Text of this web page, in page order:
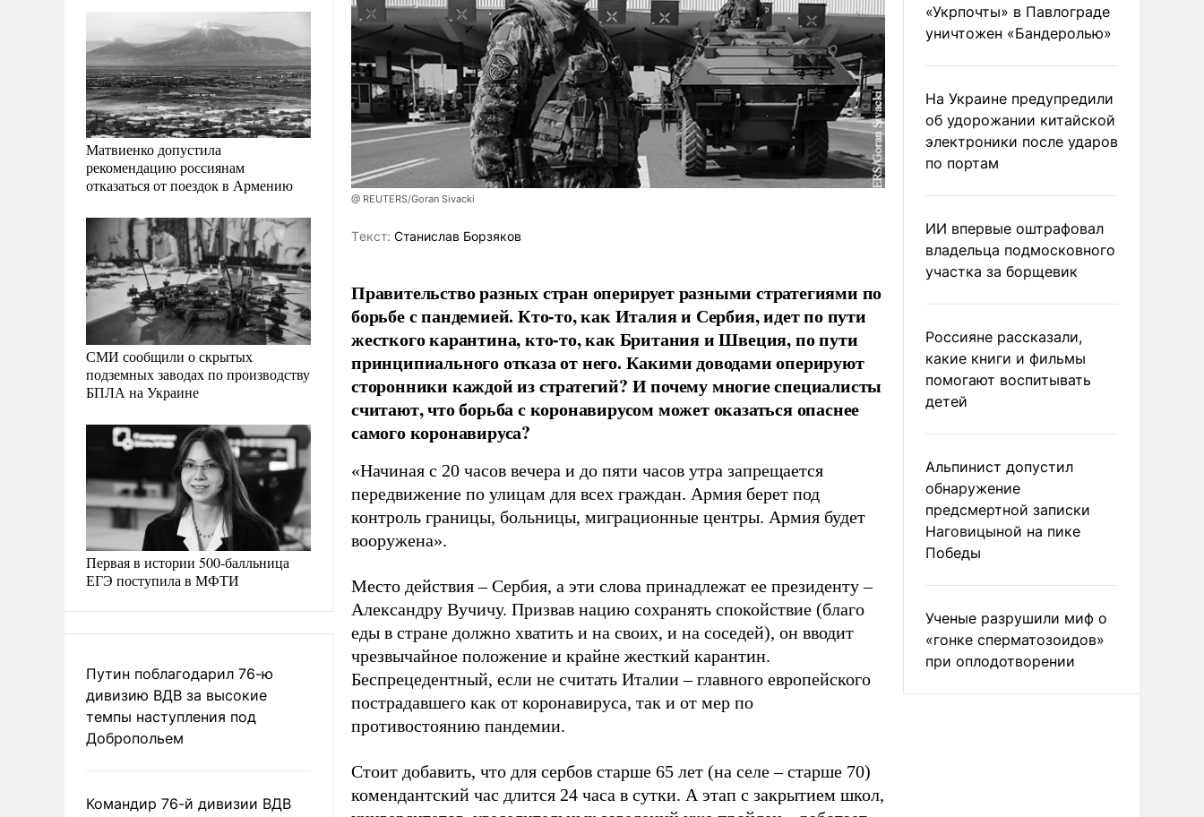
Матвиенко допустила
рекомендацию россиянам
отказаться от поездок в Армению
СМИ сообщили о скрытых
подземных заводах по производству
БПЛА на Украине
Первая в истории 500-балльница
ЕГЭ поступила в МФТИ
Путин поблагодарил 76-ю
дивизию ВДВ за высокие
темпы наступления под
Добропольем
Командир 76-й дивизии ВДВ
@ REUTERS/Goran Sivacki
Tекст: Станислав Борзяков
Правительство разных стран оперирует разными стратегиями по
борьбе с пандемией. Кто-то, как Италия и Сербия, идет по пути
жесткого карантина, кто-то, как Британия и Швеция, по пути
принципиального отказа от него. Какими доводами оперируют
сторонники каждой из стратегий? И почему многие специалисты
считают, что борьба с коронавирусом может оказаться опаснее
самого коронавируса?
«Начиная с 20 часов вечера и до пяти часов утра запрещается
передвижение по улицам для всех граждан. Армия берет под
контроль границы, больницы, миграционные центры. Армия будет
вооружена».
Место действия – Сербия, а эти слова принадлежат ее президенту –
Александру Вучичу. Призвав нацию сохранять спокойствие (благо
еды в стране должно хватить и на своих, и на соседей), он вводит
чрезвычайное положение и крайне жесткий карантин.
Беспрецедентный, если не считать Италии – главного европейского
пострадавшего как от коронавируса, так и от мер по
противостоянию пандемии.
Стоит добавить, что для сербов старше 65 лет (на селе – старше 70)
комендантский час длится 24 часа в сутки. А этап с закрытием школ,
«Укрпочты» в Павлограде
уничтожен «Бандеролью»
На Украине предупредили
об удорожании китайской
электроники после ударов
по портам
ИИ впервые оштрафовал
владельца подмосковного
участка за борщевик
Россияне рассказали,
какие книги и фильмы
помогают воспитывать
детей
Альпинист допустил
обнаружение
предсмертной записки
Наговицыной на пике
Победы
Ученые разрушили миф о
«гонке сперматозоидов»
при оплодотворении